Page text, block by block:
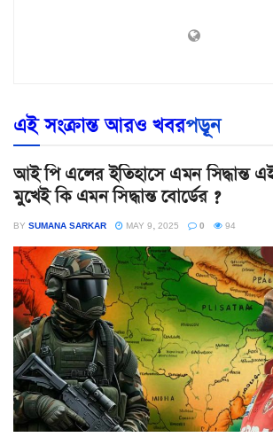
এই সংক্রান্ত আরও খবরপড়ূন
আই পি এলের ইতিহাসে এমন সিদ্ধান্ত
মুখেই কি এমন সিদ্ধান্ত বোর্ডের ?
BY SUMANA SARKAR MAY 9, 2025 0 94